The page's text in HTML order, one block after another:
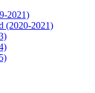
2021)
(2020-2021)